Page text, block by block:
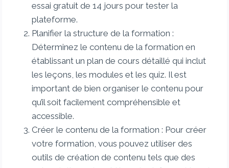
essai gratuit de 14 jours pour tester la
plateforme.
Planifier la structure de la formation :
Déterminez le contenu de la formation en
établissant un plan de cours détaillé qui inclut
les leçons, les modules et les quiz. Il est
important de bien organiser le contenu pour
qu’il soit facilement compréhensible et
accessible.
Créer le contenu de la formation : Pour créer
votre formation, vous pouvez utiliser des
outils de création de contenu tels que des